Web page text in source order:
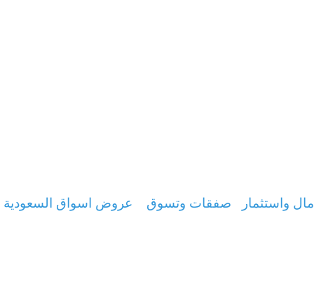
مال واستثمار صفقات وتسوق عروض اسواق السعودية